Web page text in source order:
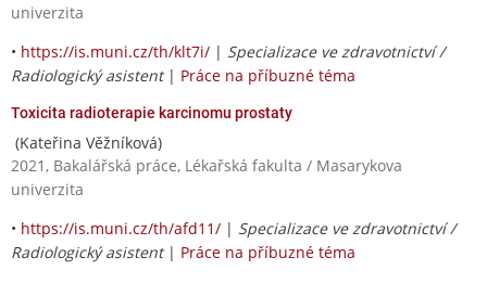
univerzita
• https://is.muni.cz/th/klt7i/ | Specializace ve zdravotnictví /
Radiologický asistent| Práce na příbuzné téma
Toxicita radioterapie karcinomu prostaty
(Kateřina Věžníková)
2021, Bakalářská práce, Lékařská fakulta / Masarykova
univerzita
• https://is.muni.cz/th/afd11/ | Specializace ve zdravotnictví /
Radiologický asistent| Práce na příbuzné téma